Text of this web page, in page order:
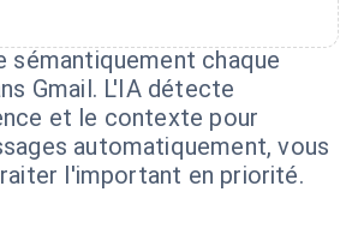
sémantiquement chaque
Gmail. L'IA détecte
et le contexte pour
automatiquement, vous
l'important en priorité.